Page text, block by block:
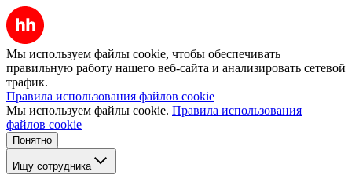
Мы используем файлы cookie, чтобы обеспечивать
правильную работу нашего веб-сайта и анализировать сетевой
трафик.
Правила использования файлов cookie
Мы используем файлы cookie. Правила использования
файлов cookie
Понятно
Ищу сотрудника